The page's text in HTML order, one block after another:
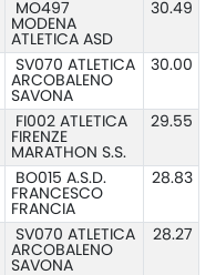
MO497
MODENA
ATLETICA ASD
30.49
SV070 ATLETICA
ARCOBALENO
SAVONA
30.00
FI002 ATLETICA
FIRENZE
MARATHON S.S.
29.55
BO015 A.S.D.
FRANCESCO
FRANCIA
28.83
SV070 ATLETICA
ARCOBALENO
SAVONA
28.27